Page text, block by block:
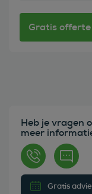
Heb je vragen
meer
Gratis